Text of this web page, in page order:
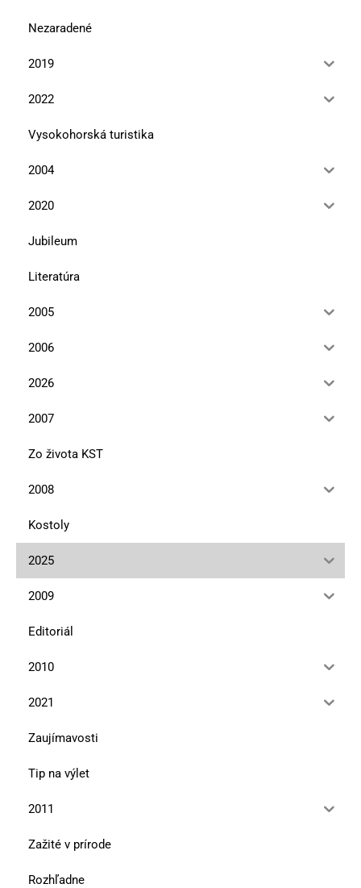
Nezaradené
2019
2022
Vysokohorská turistika
2004
2020
Jubileum
Literatúra
2005
2006
2026
2007
Zo života KST
2008
Kostoly
2025
2009
Editoriál
2010
2021
Zaujímavosti
Tip na výlet
2011
Zažité v prírode
Rozhľadne